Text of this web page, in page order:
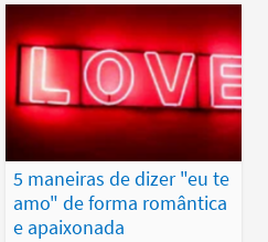
5 maneiras de dizer "eu te
amo" de forma romântica
e apaixonada